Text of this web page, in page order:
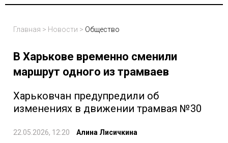
Главная > Новости > Общество
В Харькове временно сменили
маршрут одного из трамваев
Харьковчан предупредили об
изменениях в движении трамвая №30
22.05.2026, 12:20 Алина Лисичкина